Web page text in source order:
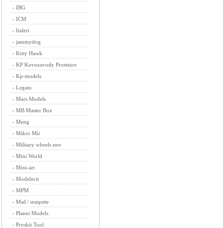
- IBG
- ICM
- Italeri
- jammydog
- Kitty Hawk
- KP Kovozavody Prostejov
- Kp-models
- Legato
- Mars Models
- MB Master Box
- Meng
- Mikro Mir
- Military wheels mw
- Mini World
- Mini-art
- Modelsvit
- MPM
- Msd / maqutte
- Planet Models
- Proskit Tool